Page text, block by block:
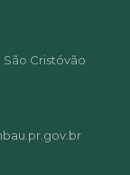
São Cristóvão